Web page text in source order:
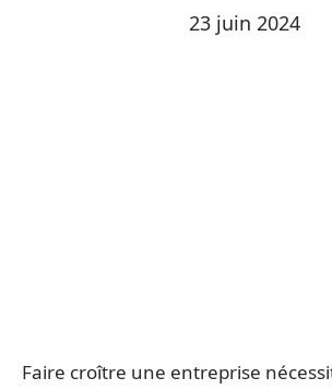
23 juin 2024
Faire croître une entreprise